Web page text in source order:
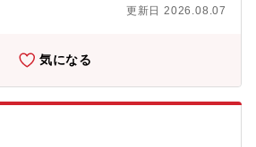
銅箔を組み合わせるかを考えて測定まで
銅箔事業部の代表的な製品について】◇
関連向けに HVLP5 グレード品が量産フェ
組み込んだアプリケーションや外観検査
外部機器との通信を含むテスト計画の立
生する接続不具合（カメラ→AI、AI→PLC
・開発チームへのフィードバックや品質
QAチームの小規模マネジメント【同社に
スタートアップで設立4年目でグロース
です！・売上・利益ともに前年比1.5倍で
更新日 2026.08.07
気になる